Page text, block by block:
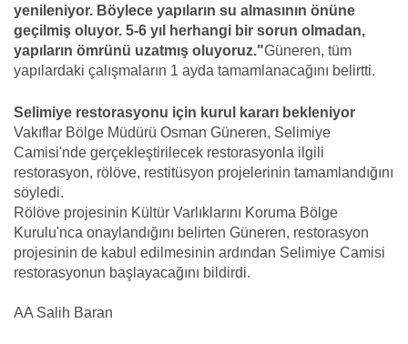
yenileniyor. Böylece yapıların su almasının önüne
geçilmiş oluyor. 5-6 yıl herhangi bir sorun olmadan,
yapıların ömrünü uzatmış oluyoruz."Güneren, tüm
yapılardaki çalışmaların 1 ayda tamamlanacağını belirtti.
Selimiye restorasyonu için kurul kararı bekleniyor
Vakıflar Bölge Müdürü Osman Güneren, Selimiye
Camisi'nde gerçekleştirilecek restorasyonla ilgili
restorasyon, rölöve, restitüsyon projelerinin tamamlandığını
söyledi.
Rölöve projesinin Kültür Varlıklarını Koruma Bölge
Kurulu'nca onaylandığını belirten Güneren, restorasyon
projesinin de kabul edilmesinin ardından Selimiye Camisi
restorasyonun başlayacağını bildirdi.
AA Salih Baran